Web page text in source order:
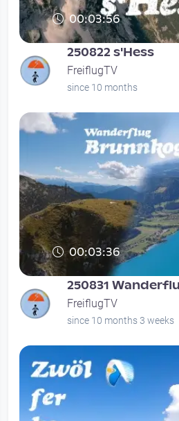
00:03:56
250822 s'Hess
FreiflugTV
since 10 months
00:03:36
250831
FreiflugTV
since 10 months 3 weeks